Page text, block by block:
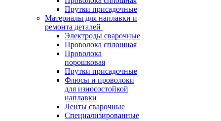
Прутки присадочные
Материалы для наплавки и
ремонта деталей
Электроды сварочные
Проволока сплошная
Проволока
порошковая
Прутки присадочные
Флюсы и проволоки
для износостойкой
наплавки
Ленты сварочные
Специализированные